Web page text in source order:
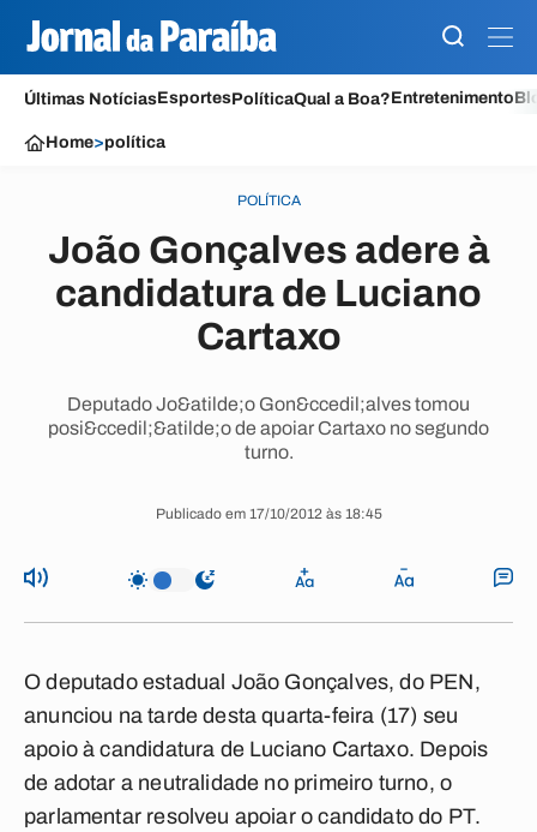
Últimas NotíciasEsportesPolíticaQual a Boa?Entretenimento
Home>política
POLÍTICA
João Gonçalves adere à
candidatura de Luciano
Cartaxo
Deputado Jo&atilde;o Gon&ccedil;alves tomou
posi&ccedil;&atilde;o de apoiar Cartaxo no segundo
turno.
Publicado em 17/10/2012 às 18:45
O deputado estadual João Gonçalves, do PEN,
anunciou na tarde desta quarta-feira (17) seu
apoio à candidatura de Luciano Cartaxo. Depois
de adotar a neutralidade no primeiro turno, o
parlamentar resolveu apoiar o candidato do PT.